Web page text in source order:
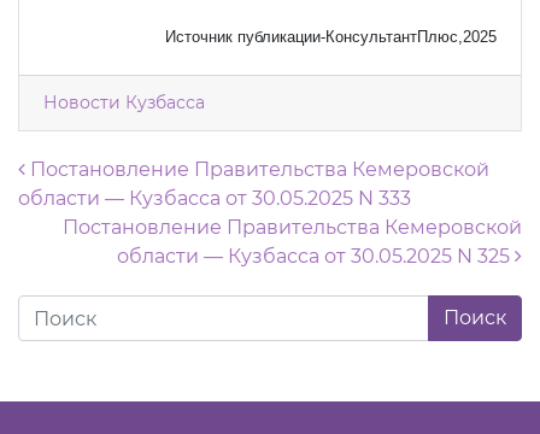
Источник публикации-КонсультантПлюс,2025
Новости Кузбасса
Навигация по записям
Постановление Правительства Кемеровской
области — Кузбасса от 30.05.2025 N 333
Постановление Правительства Кемеровской
области — Кузбасса от 30.05.2025 N 325